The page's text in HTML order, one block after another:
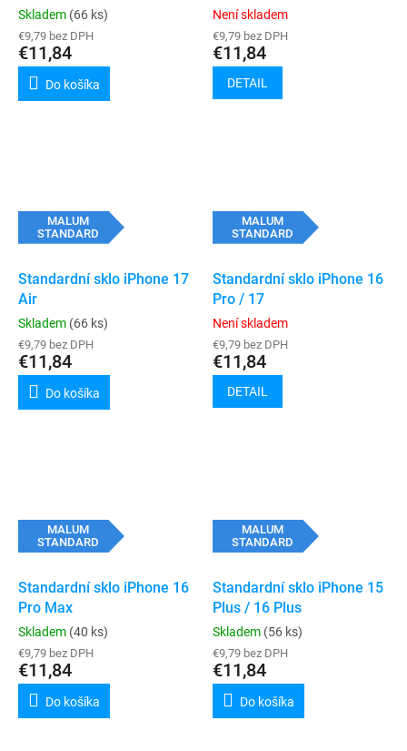
Skladem (66 ks)
€9,79 bez DPH
€11,84
Do košíka
Není skladem
€9,79 bez DPH
€11,84
DETAIL
MALUM
STANDARD
Standardní sklo iPhone 17
Air
Skladem (66 ks)
€9,79 bez DPH
€11,84
Do košíka
MALUM
STANDARD
Standardní sklo iPhone 16
Pro / 17
Není skladem
€9,79 bez DPH
€11,84
DETAIL
MALUM
STANDARD
Standardní sklo iPhone 16
Pro Max
Skladem (40 ks)
€9,79 bez DPH
€11,84
Do košíka
MALUM
STANDARD
Standardní sklo iPhone 15
Plus / 16 Plus
Skladem (56 ks)
€9,79 bez DPH
€11,84
Do košíka